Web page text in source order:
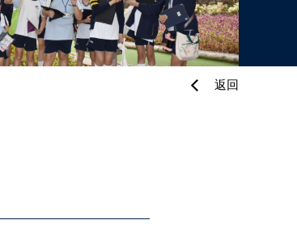
相片下載區
學生繳費系統教學
學校午膳
幼稚園聯繫
返回